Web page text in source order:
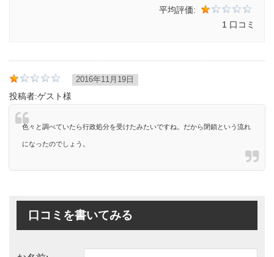
平均評価:
1 口コミ
2016年11月19日
投稿者:ゲスト様
色々と調べていたら行政処分を受けたみたいですね。だから閉鎖という流れ
になったのでしょう。
口コミを書いてみる